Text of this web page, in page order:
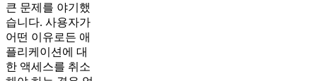
큰 문제를 야기했
습니다. 사용자가
어떤 이유로든 애
플리케이션에 대
한 액세스를 취소